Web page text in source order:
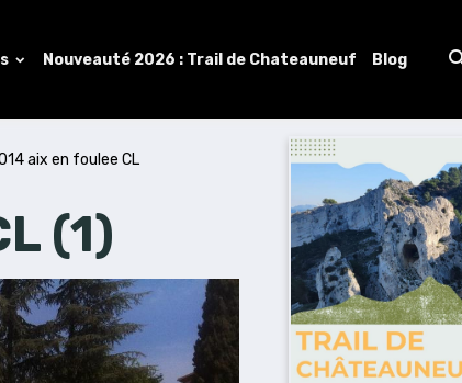
Nouveauté 2026 : Trail de Chateauneuf Blog
aix en foulee CL
(1)